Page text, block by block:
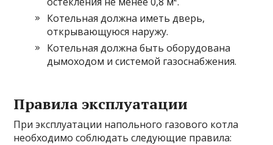
Котельная должна иметь дверь,
открывающуюся наружу.
Котельная должна быть оборудована
дымоходом и системой газоснабжения.
Правила эксплуатации
При эксплуатации напольного газового котла
необходимо соблюдать следующие правила: